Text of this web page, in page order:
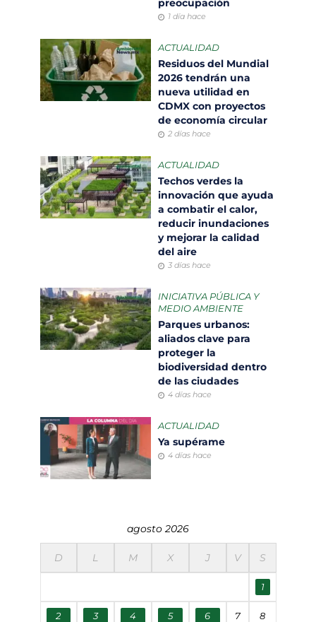
preocupación
1 día hace
ACTUALIDAD
Residuos del Mundial
2026 tendrán una
nueva utilidad en
CDMX con proyectos
de economía circular
2 días hace
ACTUALIDAD
Techos verdes la
innovación que ayuda
a combatir el calor,
reducir inundaciones
y mejorar la calidad
del aire
3 días hace
INICIATIVA PÚBLICA Y
MEDIO AMBIENTE
Parques urbanos:
aliados clave para
proteger la
biodiversidad dentro
de las ciudades
4 días hace
ACTUALIDAD
Ya supérame
4 días hace
agosto 2026
D L M X J V S
1
2 3 4 5 6 7 8